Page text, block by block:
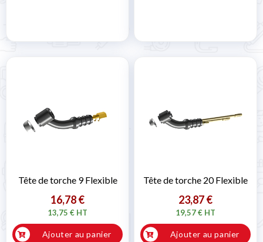
Tête de torche 9 Flexible
16,78 €
13,75 € HT
Ajouter au panier
Tête de torche 20 Flexible
23,87 €
19,57 € HT
Ajouter au panier